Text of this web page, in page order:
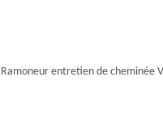
Ramoneur entretien de cheminée